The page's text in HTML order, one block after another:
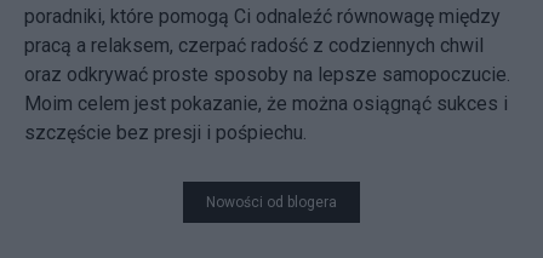
poradniki, które pomogą Ci odnaleźć równowagę między
pracą a relaksem, czerpać radość z codziennych chwil
oraz odkrywać proste sposoby na lepsze samopoczucie.
Moim celem jest pokazanie, że można osiągnąć sukces i
szczęście bez presji i pośpiechu.
Nowości od blogera